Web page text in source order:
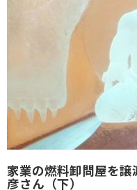
家業の燃料卸問屋を
彦さん（下）